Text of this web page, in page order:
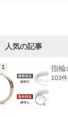
人気の記事
指輪
103